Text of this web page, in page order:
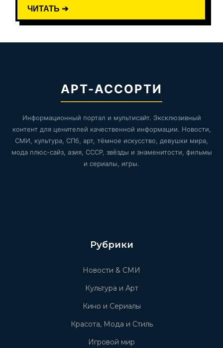
ЧИТАТЬ ➔
АРТ-АССОРТИ
Информационный портал и мультисайт. Эксклюзивный
контент для ценителей качественной информации. Новости,
СМИ, культура, СПб, арт, тёмное искусство, девушки мира,
мода плюс-сайз, азия, СССР, звёзды и знаменитости, фильмы
и сериалы, игры.
Рубрики
Новости & СМИ
Культура и Арт
Кино и Сериалы
Красота, Мода и Стиль
Игровой мир